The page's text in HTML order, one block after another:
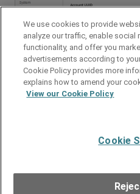
関連トピック
アカウントに管理ユーザーを追加する
び WatchGuard ロゴは、米国および他
We use cookies to provide
analyze our traffic, enable social
functionality, and offer you
advertisements according to
Cookie Policy provides more
explains how to amend your
View our Cookie Policy
Cookie